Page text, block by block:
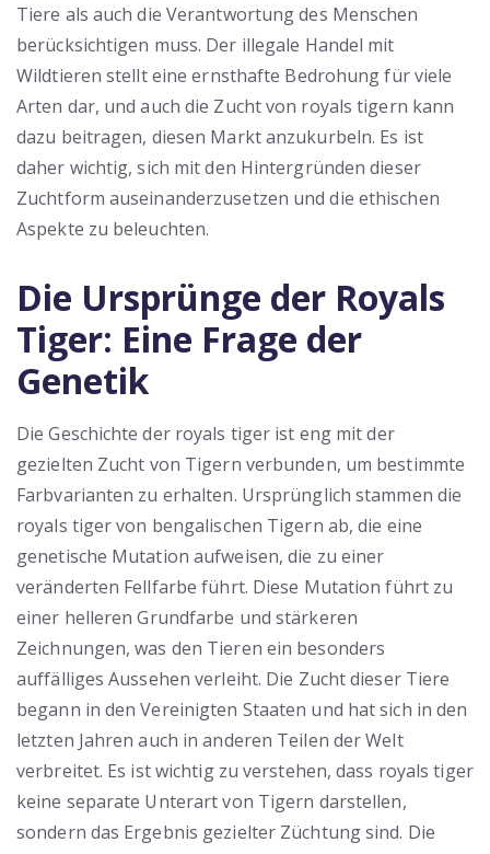
Tiere als auch die Verantwortung des Menschen
berücksichtigen muss. Der illegale Handel mit
Wildtieren stellt eine ernsthafte Bedrohung für viele
Arten dar, und auch die Zucht von royals tigern kann
dazu beitragen, diesen Markt anzukurbeln. Es ist
daher wichtig, sich mit den Hintergründen dieser
Zuchtform auseinanderzusetzen und die ethischen
Aspekte zu beleuchten.
Die Ursprünge der Royals
Tiger: Eine Frage der
Genetik
Die Geschichte der royals tiger ist eng mit der
gezielten Zucht von Tigern verbunden, um bestimmte
Farbvarianten zu erhalten. Ursprünglich stammen die
royals tiger von bengalischen Tigern ab, die eine
genetische Mutation aufweisen, die zu einer
veränderten Fellfarbe führt. Diese Mutation führt zu
einer helleren Grundfarbe und stärkeren
Zeichnungen, was den Tieren ein besonders
auffälliges Aussehen verleiht. Die Zucht dieser Tiere
begann in den Vereinigten Staaten und hat sich in den
letzten Jahren auch in anderen Teilen der Welt
verbreitet. Es ist wichtig zu verstehen, dass royals tiger
keine separate Unterart von Tigern darstellen,
sondern das Ergebnis gezielter Züchtung sind. Die